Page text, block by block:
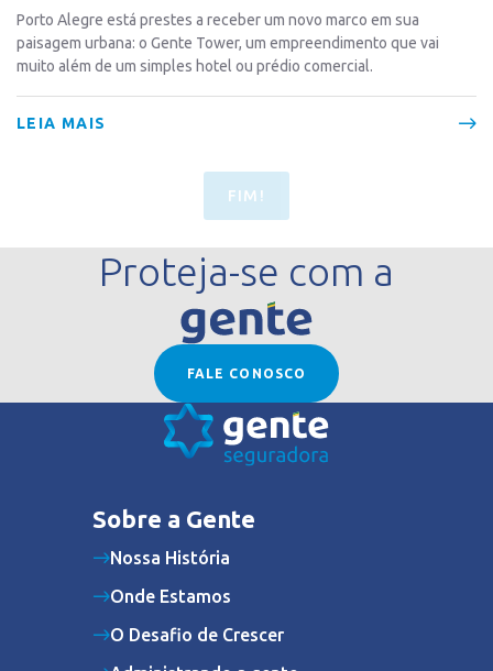
Porto Alegre está prestes a receber um novo marco em sua
paisagem urbana: o Gente Tower, um empreendimento que vai
muito além de um simples hotel ou prédio comercial.
LEIA MAIS
FIM!
Proteja-se com a
FALE CONOSCO
Sobre a Gente
Nossa História
Onde Estamos
O Desafio de Crescer